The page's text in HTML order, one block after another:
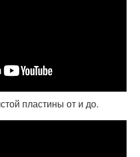
пластины от и до.